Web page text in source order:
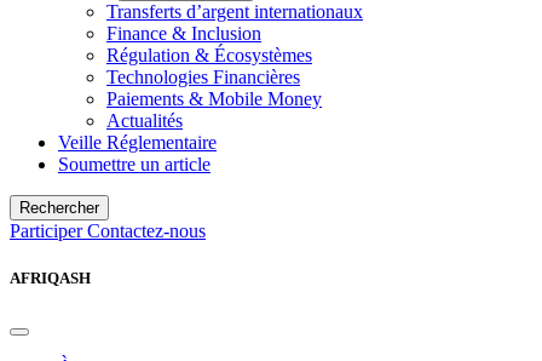
Transferts d’argent internationaux
Finance & Inclusion
Régulation & Écosystèmes
Technologies Financières
Paiements & Mobile Money
Actualités
Veille Réglementaire
Soumettre un article
Rechercher
ParticiperContactez-nous
AFRIQASH